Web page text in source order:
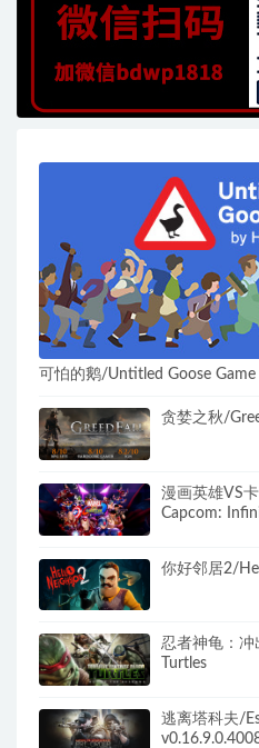
可怕的鹅/Untitled Goose Game
贪婪之秋/
漫画英雄VS
Capcom:
你好邻居2/
忍者神龟：冲
Turtles
逃离塔科夫/